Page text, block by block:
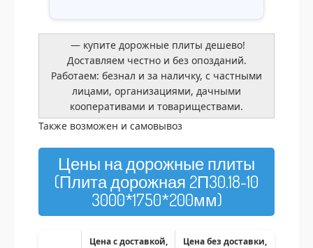
— купите дорожные плиты дешево!
Доставляем честно и без опозданий.
Работаем: безнал и за наличку, с частными
лицами, организациями, дачными
кооперативами и товариществами.
Также возможен и самовывоз
Цены на дорожные плиты
(Плита дорожная 2П30.18-10
3000*1750*200мм)
Цена с доставкой,
Цена без доставки,